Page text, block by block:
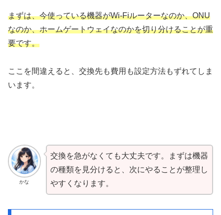
まずは、今使っている機器がWi-Fiルーターなのか、ONU
なのか、ホームゲートウェイなのかを切り分けることが重
要です。
ここを間違えると、交換先も費用も設定方法もずれてしま
います。
かな
交換を急がなくても大丈夫です。まずは機器
の種類を見分けると、次にやることが整理し
やすくなります。